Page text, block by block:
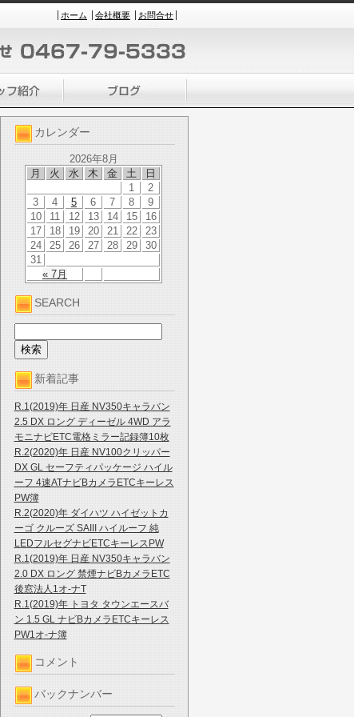
ホーム 会社概要 お問合せ
カレンダー
2026年8月
月
火 水 木 金 土 日
« 7月
1
2
3
4 5 6 7 8
9
10
11 12 13 14 15
16
17
18 19 20 21 22
23
24
25 26 27 28 29
30
31
SEARCH
新着記事
R.1(2019)年 日産 NV350キャラバン
2.5 DX ロング ディーゼル 4WD アラ
モニナビETC電格ミラー記録簿10枚
R.2(2020)年 日産 NV100クリッパー
DX GL セーフティパッケージ ハイル
ーフ 4速ATナビBカメラETCキーレス
PW簿
R.2(2020)年 ダイハツ ハイゼットカ
ーゴ クルーズ SAIII ハイルーフ 純
LEDフルセグナビETCキーレスPW
R.1(2019)年 日産 NV350キャラバン
2.0 DX ロング 禁煙ナビBカメラETC
後窓法人1オ-ナT
R.1(2019)年 トヨタ タウンエースバ
ン 1.5 GL ナビBカメラETCキーレス
PW1オ-ナ簿
コメント
バックナンバー